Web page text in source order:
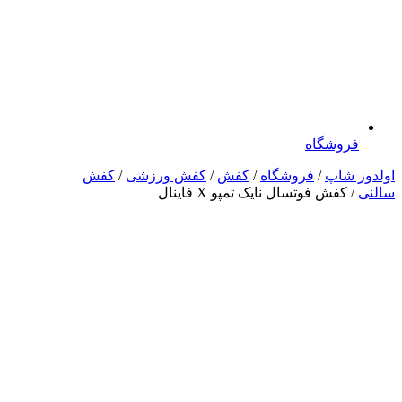
فروشگاه
اولدوز شاپ / فروشگاه / کفش / کفش ورزشی / کفش
سالنی / کفش فوتسال نایک تمپو X فاینال